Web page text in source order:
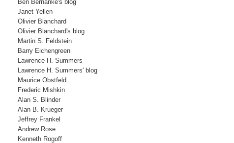
Ben Bernanke's blog
Janet Yellen
Olivier Blanchard
Olivier Blanchard's blog
Martin S. Feldstein
Barry Eichengreen
Lawrence H. Summers
Lawrence H. Summers' blog
Maurice Obstfeld
Frederic Mishkin
Alan S. Blinder
Alan B. Krueger
Jeffrey Frankel
Andrew Rose
Kenneth Rogoff